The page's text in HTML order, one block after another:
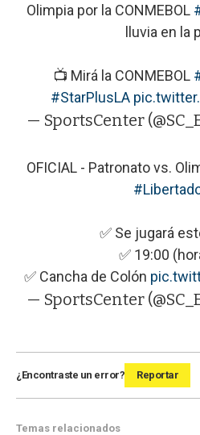
Olimpia por la CONMEBOL
lluvia en la
📺 Mirá la CONMEBOL
#StarPlusLA
— SportsCenter
OFICIAL - Patronato vs.
✅ Se jugará
✅ 19:00
✅ Cancha de Colón
— SportsCenter
¿Encontraste un error? Reportar
Temas relacionados